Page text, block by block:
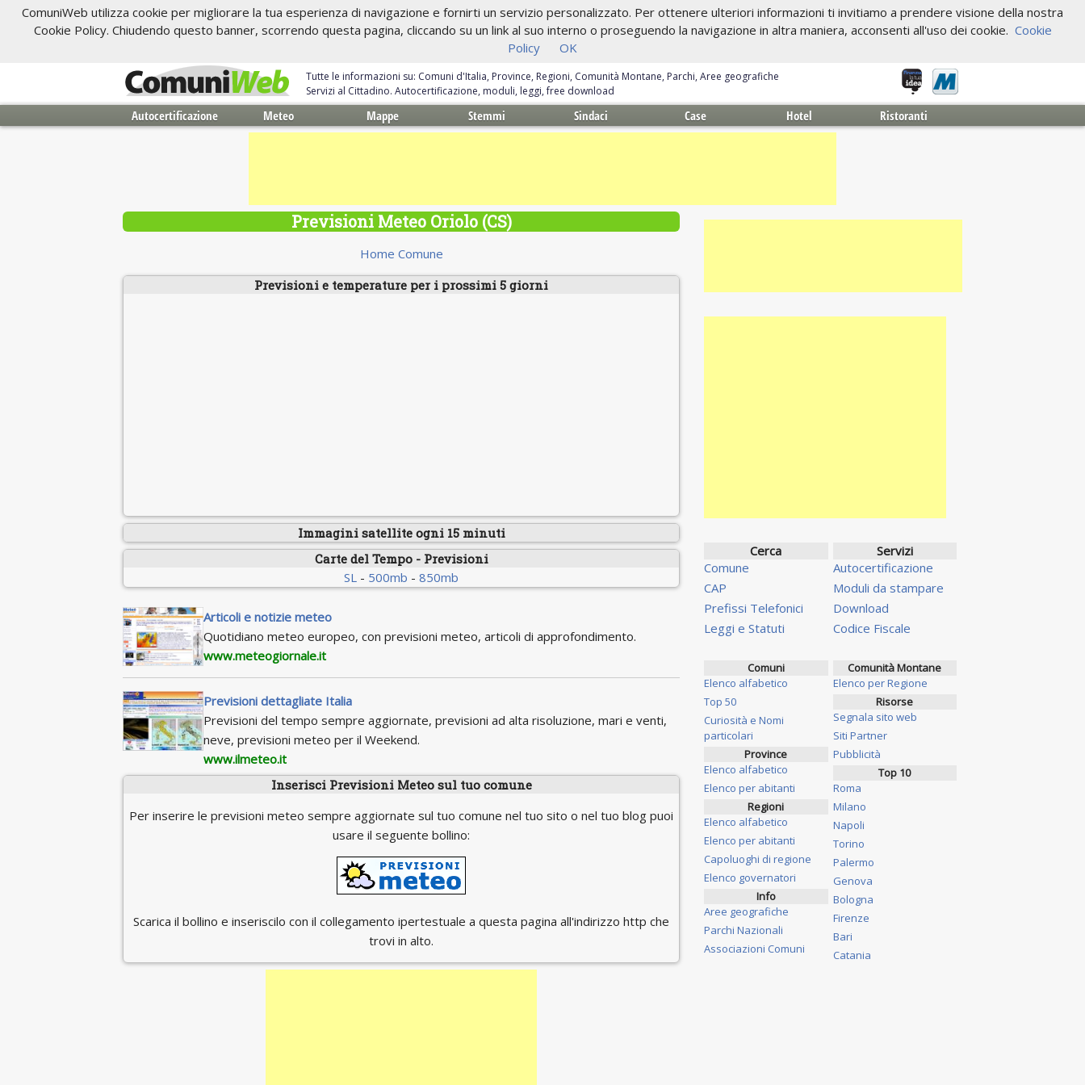
ComuniWeb utilizza cookie per migliorare la tua esperienza di navigazione e fornirti un servizio personalizzato. Per ottenere ulteriori informazioni ti invitiamo a prendere visione della nostra
Cookie Policy. Chiudendo questo banner, scorrendo questa pagina, cliccando su un link al suo interno o proseguendo la navigazione in altra maniera, acconsenti all'uso dei cookie. Cookie
Policy
OK
Tutte le informazioni su: Comuni d'Italia, Province, Regioni, Comunità Montane, Parchi, Aree geografiche
Servizi al Cittadino. Autocertificazione, moduli, leggi, free download
Autocertificazione Meteo Mappe Stemmi Sindaci Case Hotel Ristoranti
Previsioni Meteo Oriolo (CS)
Home Comune
Previsioni e temperature per i prossimi 5 giorni
Immagini satellite ogni 15 minuti
Carte del Tempo - Previsioni
SL - 500mb - 850mb
Articoli e notizie meteo
Quotidiano meteo europeo, con previsioni meteo, articoli di approfondimento.
www.meteogiornale.it
Previsioni dettagliate Italia
Previsioni del tempo sempre aggiornate, previsioni ad alta risoluzione, mari e venti,
neve, previsioni meteo per il Weekend.
www.ilmeteo.it
Inserisci Previsioni Meteo sul tuo comune
Per inserire le previsioni meteo sempre aggiornate sul tuo comune nel tuo sito o nel tuo blog puoi
usare il seguente bollino:
Scarica il bollino e inseriscilo con il collegamento ipertestuale a questa pagina all'indirizzo http che
trovi in alto.
Cerca
Comune
CAP
Prefissi Telefonici
Leggi e Statuti
Servizi
Autocertificazione
Moduli da stampare
Download
Codice Fiscale
Comuni
Elenco alfabetico
Top 50
Curiosità e Nomi
particolari
Province
Elenco alfabetico
Elenco per abitanti
Regioni
Elenco alfabetico
Elenco per abitanti
Capoluoghi di regione
Elenco governatori
Info
Aree geografiche
Parchi Nazionali
Associazioni Comuni
Comunità Montane
Elenco per Regione
Risorse
Segnala sito web
Siti Partner
Pubblicità
Top 10
Roma
Milano
Napoli
Torino
Palermo
Genova
Bologna
Firenze
Bari
Catania